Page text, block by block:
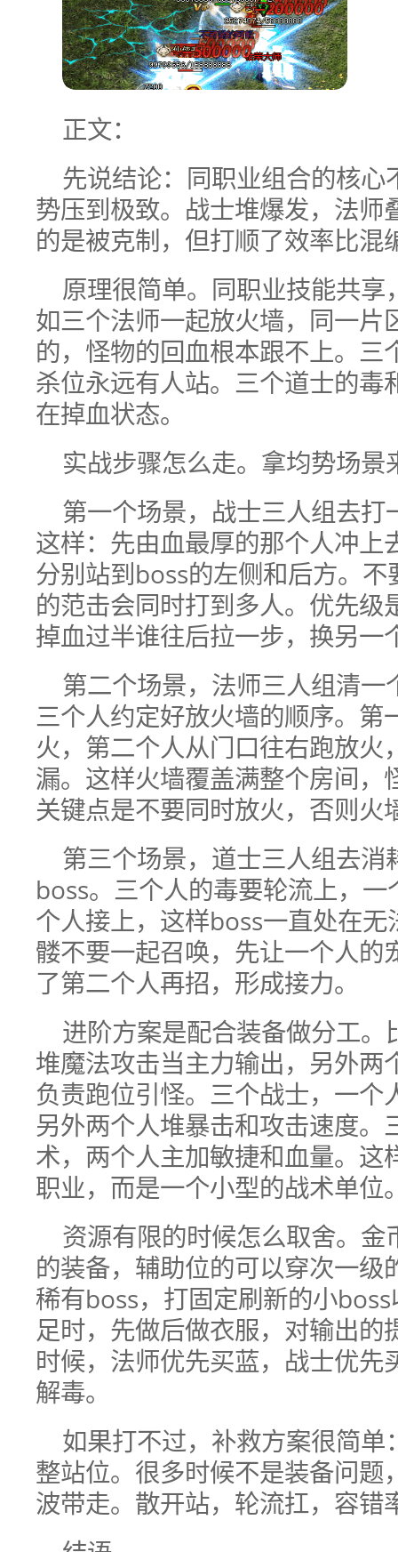
正文：
先说结论：同职业组合的核
势压到极致。战士堆爆发，法师
的是被克制，但打顺了效率比混
原理很简单。同职业技能共
如三个法师一起放火墙，同一片
的，怪物的回血根本跟不上。三
杀位永远有人站。三个道士的毒
在掉血状态。
实战步骤怎么走。拿均势场景
第一个场景，战士三人组去
这样：先由血最厚的那个人冲上
分别站到boss的左侧和后方。
的范击会同时打到多人。优先级
掉血过半谁往后拉一步，换另一
第二个场景，法师三人组清
三个人约定好放火墙的顺序。第
火，第二个人从门口往右跑放火
漏。这样火墙覆盖满整个房间，
关键点是不要同时放火，否则火
第三个场景，道士三人组去消
boss。三个人的毒要轮流上，
个人接上，这样boss一直处在
髅不要一起召唤，先让一个人的
了第二个人再招，形成接力。
进阶方案是配合装备做分工
堆魔法攻击当主力输出，另外两
负责跑位引怪。三个战士，一个
另外两个人堆暴击和攻击速度。
术，两个人主加敏捷和血量。这
职业，而是一个小型的战术单位
资源有限的时候怎么取舍。
的装备，辅助位的可以穿次一级
稀有boss，打固定刷新的小
足时，先做后做衣服，对输出的
时候，法师优先买蓝，战士优先
解毒。
如果打不过，补救方案很简
整站位。很多时候不是装备问题
波带走。散开站，轮流扛，容错